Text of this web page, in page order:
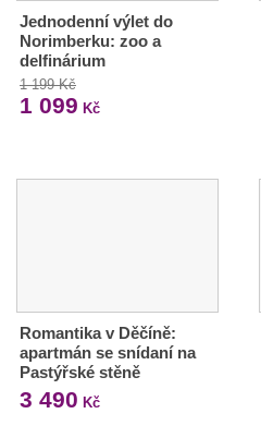
Jednodenní výlet do
Norimberku: zoo a
delfinárium
1 199 Kč
1 099 Kč
Romantika v Děčíně:
apartmán se snídaní na
Pastýřské stěně
3 490 Kč